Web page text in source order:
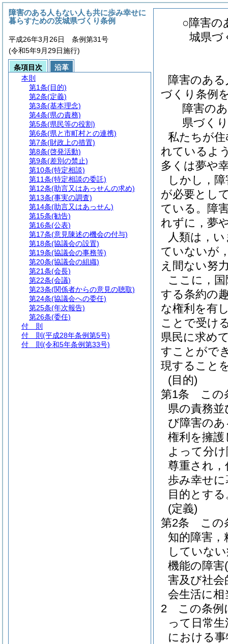
○障害の
城県づ
障害のあ
づくり条例
障害の
県づく
私たちが
れているよ
多くは夢や
しかし，
が必要とし
ている。障
れずに，夢
人類は，
ていないが
え間ない努
ここに，
する条約の
な権利を有
ことで受け
県民に求め
すことがで
現すること
(目的)
第1条
この
県の責務
び障害の
権利を擁
よって分
尊重され
歩み幸せ
目的とする
(定義)
第2条
この
知的障害，
していな
機能の障害
害及び社
会生活に
2
この条例
って日常
における
障害のある人もない人も共に歩み幸せに
暮らすための茨城県づくり条例
平成26年3月26日 条例第31号
(令和5年9月29日施行)
条項目次
沿革
本則
第1条(目的)
第2条(定義)
第3条(基本理念)
第4条(県の責務)
第5条(県民等の役割)
第6条(県と市町村との連携)
第7条(財政上の措置)
第8条(啓発活動)
第9条(差別の禁止)
第10条(特定相談)
第11条(特定相談の委託)
第12条(助言又はあっせんの求め)
第13条(事実の調査)
第14条(助言又はあっせん)
第15条(勧告)
第16条(公表)
第17条(意見陳述の機会の付与)
第18条(協議会の設置)
第19条(協議会の事務等)
第20条(協議会の組織)
第21条(会長)
第22条(会議)
第23条(関係者からの意見の聴取)
第24条(協議会への委任)
第25条(年次報告)
第26条(委任)
付 則
付 則 (平成28年条例第5号)
付 則 (令和5年条例第33号)